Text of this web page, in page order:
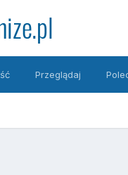
Przeglądaj